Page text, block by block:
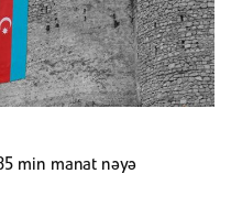
min manat nəyə